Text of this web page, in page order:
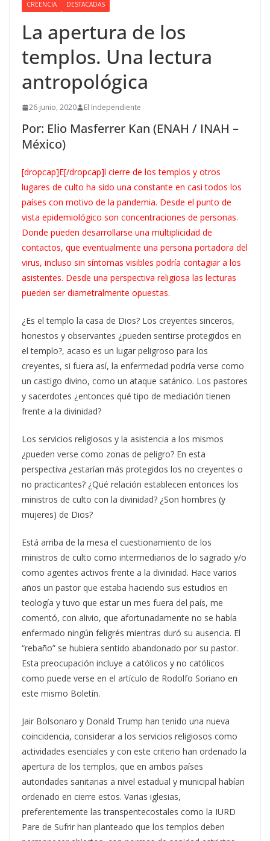
CREENCIA DESTACADAS
La apertura de los
templos. Una lectura
antropológica
26 junio, 2020 El Independiente
Por: Elio Masferrer Kan (ENAH / INAH –
México)
[dropcap]E[/dropcap]l cierre de los templos y otros
lugares de culto ha sido una constante en casi todos los
países con motivo de la pandemia. Desde el punto de
vista epidemiológico son concentraciones de personas.
Donde pueden desarrollarse una multiplicidad de
contactos, que eventualmente una persona portadora del
virus, incluso sin síntomas visibles podría contagiar a los
asistentes. Desde una perspectiva religiosa las lecturas
pueden ser diametralmente opuestas.
¿Es el templo la casa de Dios? Los creyentes sinceros,
honestos y observantes ¿pueden sentirse protegidos en
el templo?, acaso es un lugar peligroso para los
creyentes, si fuera así, la enfermedad podría verse como
un castigo divino, como un ataque satánico. Los pastores
y sacerdotes ¿entonces qué tipo de mediación tienen
frente a la divinidad?
Los servicios religiosos y la asistencia a los mismos
¿pueden verse como zonas de peligro? En esta
perspectiva ¿estarían más protegidos los no creyentes o
no practicantes? ¿Qué relación establecen entonces los
ministros de culto con la divinidad? ¿Son hombres (y
mujeres) de Dios?
Está arriba de la mesa el cuestionamiento de los
ministros de culto como intermediarios de lo sagrado y/o
como agentes activos frente a la divinidad. Hace varios
años un pastor que estaba haciendo sus estudios en
teología y tuvo que estar un mes fuera del país, me
comentó, con alivio, que afortunadamente no se había
enfermado ningún feligrés mientras duró su ausencia. El
“rebaño” se hubiera sentido abandonado por su pastor.
Esta preocupación incluye a católicos y no católicos
como puede verse en el artículo de Rodolfo Soriano en
este mismo Boletín.
Jair Bolsonaro y Donald Trump han tenido una nueva
coincidencia, considerar a los servicios religiosos como
actividades esenciales y con este criterio han ordenado la
apertura de los templos, que en ambos países
autoridades sanitarias a nivel estadual y municipal habían
ordenado en cierre estos. Varias iglesias,
preferentemente las transpentecostales como la IURD
Pare de Sufrir han planteado que los templos deben